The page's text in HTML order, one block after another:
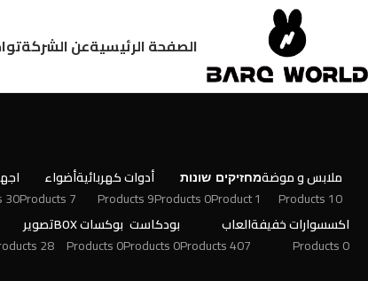
الصفحة الرئيسيةعن الشركة
ملابس و موضة
10 Products
מחזיקים
1 Product
שונות
0 Products
أدوات كهربائية
9 Products
أضواء
7 Products
30 Products
اكسسوارات خفيفة
0 Products
العاب
407 Products
بودكاست
0 Products
بوكسات BOX
0 Products
تصوير
28 Products